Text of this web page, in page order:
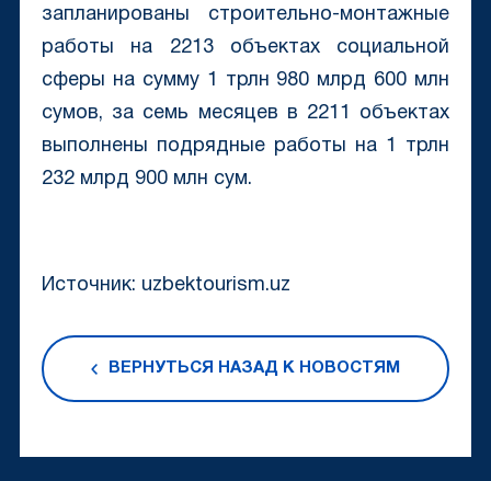
запланированы строительно-монтажные
работы на 2213 объектах социальной
сферы на сумму 1 трлн 980 млрд 600 млн
сумов, за семь месяцев в 2211 объектах
выполнены подрядные работы на 1 трлн
232 млрд 900 млн сум.
Источник: uzbektourism.uz
ВЕРНУТЬСЯ НАЗАД К НОВОСТЯМ